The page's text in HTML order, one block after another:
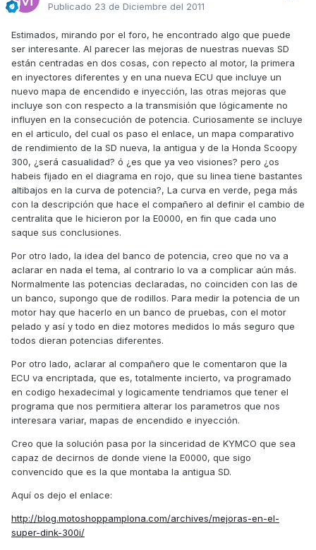
Publicado 23 de Diciembre del 2011
Estimados, mirando por el foro, he encontrado algo que puede
ser interesante. Al parecer las mejoras de nuestras nuevas SD
están centradas en dos cosas, con repecto al motor, la primera
en inyectores diferentes y en una nueva ECU que incluye un
nuevo mapa de encendido e inyección, las otras mejoras que
incluye son con respecto a la transmisión que lógicamente no
influyen en la consecución de potencia. Curiosamente se incluye
en el articulo, del cual os paso el enlace, un mapa comparativo
de rendimiento de la SD nueva, la antigua y de la Honda Scoopy
300, ¿será casualidad? ó ¿es que ya veo visiones? pero ¿os
habeis fijado en el diagrama en rojo, que su linea tiene bastantes
altibajos en la curva de potencia?, La curva en verde, pega más
con la descripción que hace el compañero al definir el cambio de
centralita que le hicieron por la E0000, en fin que cada uno
saque sus conclusiones.
Por otro lado, la idea del banco de potencia, creo que no va a
aclarar en nada el tema, al contrario lo va a complicar aún más.
Normalmente las potencias declaradas, no coinciden con las de
un banco, supongo que de rodillos. Para medir la potencia de un
motor hay que hacerlo en un banco de pruebas, con el motor
pelado y así y todo en diez motores medidos lo más seguro que
todos dieran potencias diferentes.
Por otro lado, aclarar al compañero que le comentaron que la
ECU va encriptada, que es, totalmente incierto, va programado
en codigo hexadecimal y logicamente tendriamos que tener el
programa que nos permitiera alterar los parametros que nos
interesara variar, mapas de encendido e inyección.
Creo que la solución pasa por la sinceridad de KYMCO que sea
capaz de decirnos de donde viene la E0000, que sigo
convencido que es la que montaba la antigua SD.
Aquí os dejo el enlace:
http://blog.motoshoppamplona.com/archives/mejoras-en-el-
super-dink-300i/